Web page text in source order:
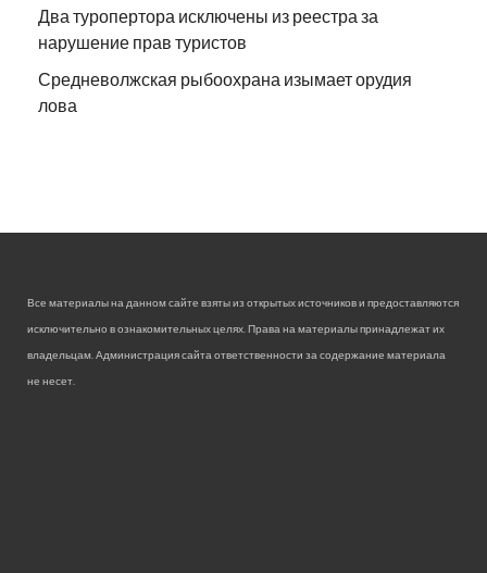
Два туропертора исключены из реестра за
нарушение прав туристов
Средневолжская рыбоохрана изымает орудия
лова
Все материалы на данном сайте взяты из открытых источников и предоставляются
исключительно в ознакомительных целях. Права на материалы принадлежат их
владельцам. Администрация сайта ответственности за содержание материала
не несет.